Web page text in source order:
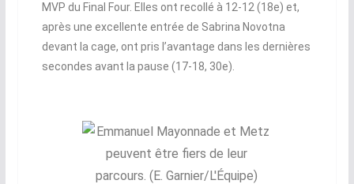
MVP du Final Four. Elles ont recollé à 12-12 (18e) et,
après une excellente entrée de Sabrina Novotna
devant la cage, ont pris l’avantage dans les dernières
secondes avant la pause (17-18, 30e).